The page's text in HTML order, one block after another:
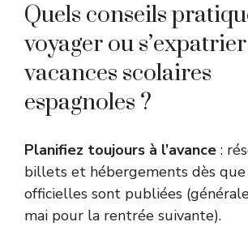
Quels conseils
voyager ou
vacances scolaires
espagnoles ?
Planifiez toujours à l’avance :
billets et hébergements dès
officielles sont publiées
mai pour la rentrée suivante).